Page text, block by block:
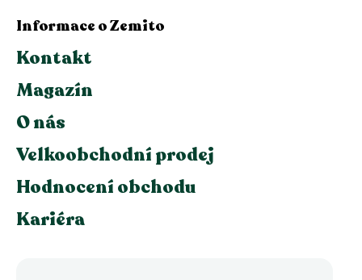
Informace o Zemito
Kontakt
Magazín
O nás
Velkoobchodní prodej
Hodnocení obchodu
Kariéra